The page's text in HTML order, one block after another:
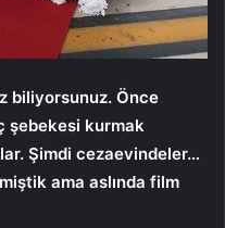
biliyorsunuz. Önce
şebekesi kurmak
Şimdi cezaevindeler…
ama aslında film